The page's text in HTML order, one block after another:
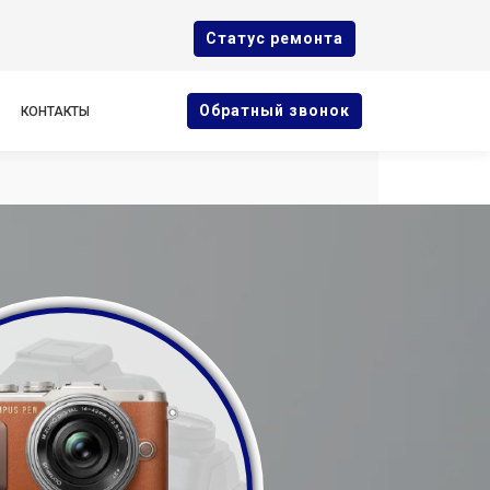
Cтатус ремонта
КОНТАКТЫ Oбратный звонок